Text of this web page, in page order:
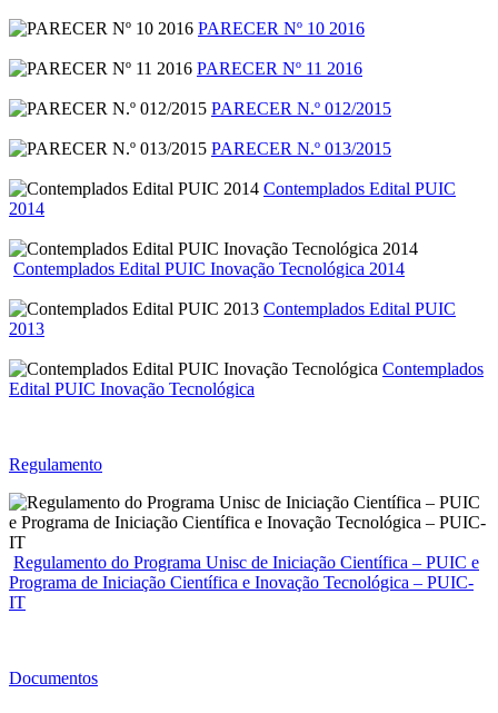
PARECER Nº 10 2016
PARECER Nº 11 2016
PARECER N.º 012/2015
PARECER N.º 013/2015
Contemplados Edital PUIC
2014
Contemplados Edital PUIC Inovação Tecnológica 2014
Contemplados Edital PUIC
2013
Contemplados
Edital PUIC Inovação Tecnológica
Regulamento
Regulamento do Programa Unisc de Iniciação Científica – PUIC e
Programa de Iniciação Científica e Inovação Tecnológica – PUIC-
IT
Documentos